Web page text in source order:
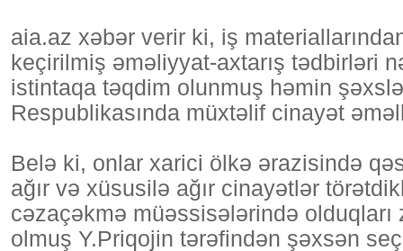
aia.az xəbər verir ki, iş
keçirilmiş əməliyyat-axtarış tədbirləri
istintaqa təqdim olunmuş həmin
Respublikasında müxtəlif cinayət
Belə ki, onlar xarici ölkə ərazisində
ağır və xüsusilə ağır cinayətlər
cəzaçəkmə müəssisələrində olduqları
olmuş Y.Priqojin tərəfindən şəxsən